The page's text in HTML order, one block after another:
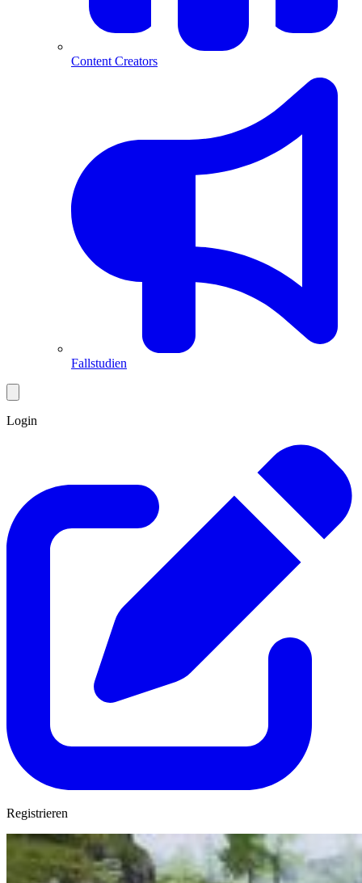
Content Creators
Fallstudien
Login
Registrieren